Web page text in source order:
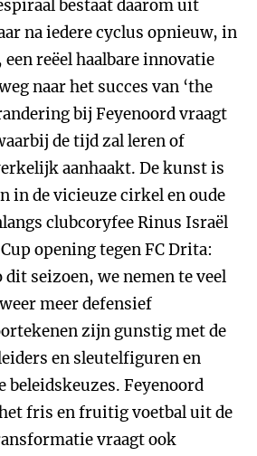
bestaat daarom uit
na iedere cyclus opnieuw, in
reëel haalbare innovatie
naar het succes van ‘the
bij Feyenoord vraagt
de tijd zal leren of
aanhaakt. De kunst is
in de vicieuze cirkel en oude
clubcoryfee Rinus Israël
opening tegen FC Drita:
seizoen, we nemen te veel
meer defensief
zijn gunstig met de
en sleutelfiguren en
beleidskeuzes. Feyenoord
fris en fruitig voetbal uit de
vraagt ook